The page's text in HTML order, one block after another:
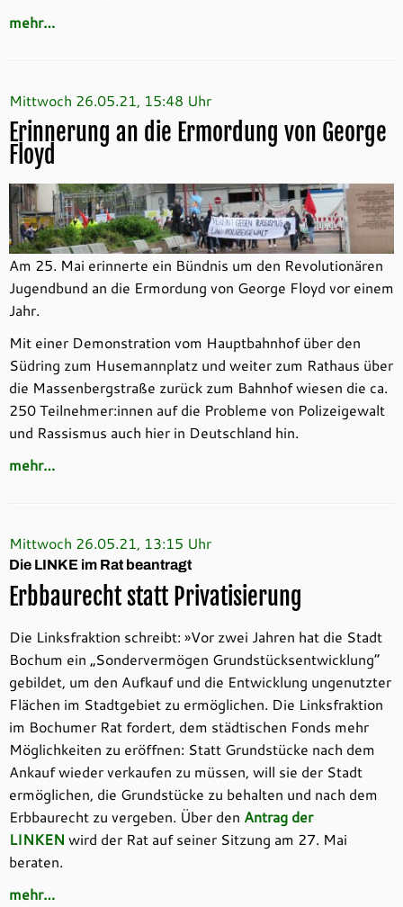
mehr…
Mittwoch 26.05.21, 15:48 Uhr
Erinnerung an die Ermordung von George
Floyd
Am 25. Mai erinnerte ein Bündnis um den Revolutionären
Jugendbund an die Ermordung von George Floyd vor einem
Jahr.
Mit einer Demonstration vom Hauptbahnhof über den
Südring zum Husemannplatz und weiter zum Rathaus über
die Massenbergstraße zurück zum Bahnhof wiesen die ca.
250 Teilnehmer:innen auf die Probleme von Polizeigewalt
und Rassismus auch hier in Deutschland hin.
mehr…
Mittwoch 26.05.21, 13:15 Uhr
Die LINKE im Rat beantragt
Erbbaurecht statt Privatisierung
Die Linksfraktion schreibt: »Vor zwei Jahren hat die Stadt
Bochum ein „Sondervermögen Grundstücksentwicklung“
gebildet, um den Aufkauf und die Entwicklung ungenutzter
Flächen im Stadtgebiet zu ermöglichen. Die Linksfraktion
im Bochumer Rat fordert, dem städtischen Fonds mehr
Möglichkeiten zu eröffnen: Statt Grundstücke nach dem
Ankauf wieder verkaufen zu müssen, will sie der Stadt
ermöglichen, die Grundstücke zu behalten und nach dem
Erbbaurecht zu vergeben. Über den Antrag der
LINKEN wird der Rat auf seiner Sitzung am 27. Mai
beraten.
mehr…